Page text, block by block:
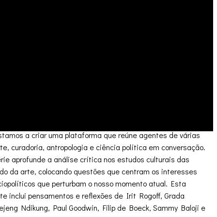
a criar uma plataforma que reúne agentes de várias
curadoria, antropologia e ciência política em conversação.
aprofunde a análise crítica nos estudos culturais das
da arte, colocando questões que centram os interesses
que perturbam o nosso momento atual. Esta
inclui pensamentos e reflexões de Irit Rogoff, Grada
Ndikung, Paul Goodwin, Filip de Boeck, Sammy Baloji e